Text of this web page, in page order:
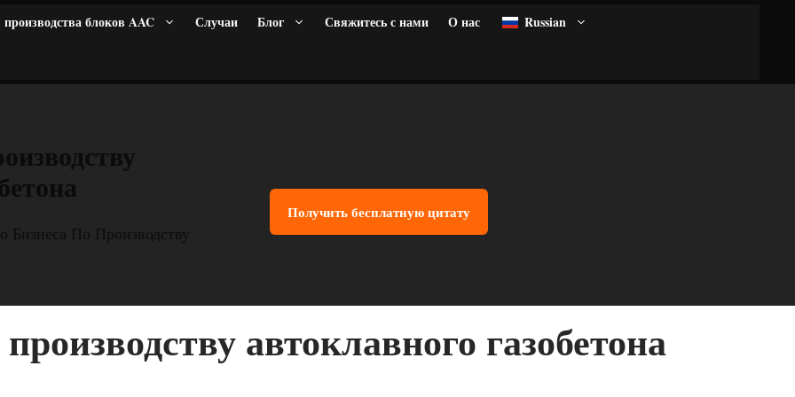
блоков AAC Случаи Блог Свяжитесь с нами О нас Russian
Бизнеса По Производству
Получить бесплатную цитату
автоклавного газобетона